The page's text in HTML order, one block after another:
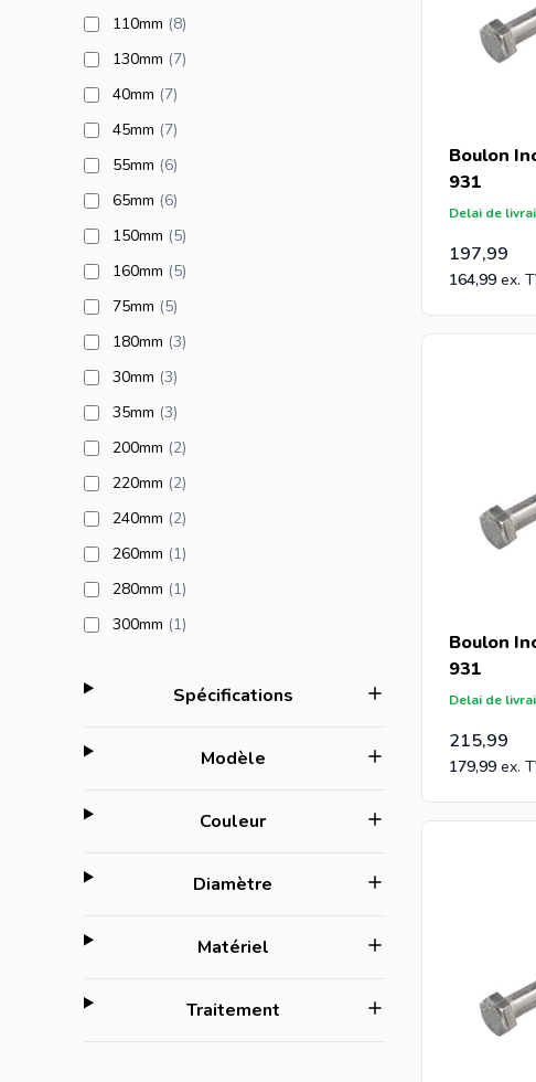
110mm (8products available
)
130mm (7products available
)
40mm (7products available
)
45mm (7products available
)
55mm (6products available
)
65mm (6products available
)
150mm (5products available
)
160mm (5products available
)
75mm (5products available
)
180mm (3products available
)
30mm (3products available
)
35mm (3products available
)
200mm (2products available
)
220mm (2products available
)
240mm (2products available
)
260mm (1products available
)
280mm (1products available
)
300mm (1products available
)
Spécificationsfilter
Modèlefilter
Couleurfilter
Diamètre
Matérielfilter
Traitementfilter
Boulon
931
Delai de
197,99
164,99
Boulon
931
Delai de
215,99
179,99